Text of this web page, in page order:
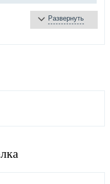
базальтовая плита
терморасширяющаяся
узел
Развернуть